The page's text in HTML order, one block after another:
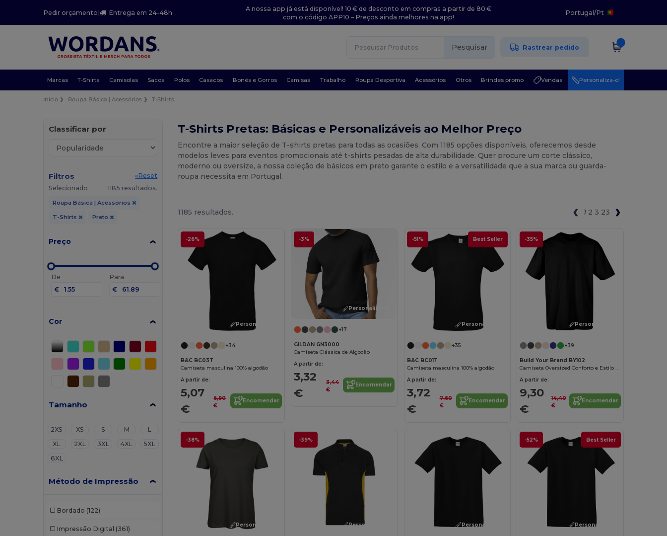
Pedir orçamento| Entrega em 24-48h
A nossa app já está disponível! 10 € de desconto em compras a partir de 80 €
com o código APP10 – Preços ainda melhores na app!
Portugal/Pt
Pesquisar Rastrear pedido
Marcas T-Shirts Camisolas Sacos Polos Casacos Bonés e Gorros Camisas Trabalho Roupa Desportiva Acessórios Otros Brindes promo Vendas Personaliza-o!
Início Roupa Básica | Acessórios T-Shirts
Classificar por
Filtros
«Reset
Selecionado
1185 resultados.
Roupa Básica | Acessórios
T-Shirts Preto
Preço
De
€
Para
€
Cor
Tamanho
2XS XS S M
L
XL
2XL 3XL 4XL
5XL
6XL
Método de Impressão
Bordado (122)
Impressão Digital (361)
T-Shirts Pretas: Básicas e Personalizáveis ao Melhor Preço
Encontre a maior seleção de T-shirts pretas para todas as ocasiões. Com 1185 opções disponíveis, oferecemos desde
modelos leves para eventos promocionais até t-shirts pesadas de alta durabilidade. Quer procure um corte clássico,
moderno ou oversize, a nossa coleção de básicos em preto garante o estilo e a versatilidade que a sua marca ou guarda-
roupa necessita em Portugal.
1185 resultados. 1 2 3 23
-26%
Personalize-o!
+34
B&C BC03T
Camiseta masculina 100% algodão
A partir de:
5,07
€
6,90
€
Encomendar
-3%
Personalize-o!
+17
GILDAN GN3000
Camiseta Clássica de Algodão
A partir de:
3,32
€
3,44
€
Encomendar
-51% Best Seller
Personalize-o!
+35
B&C BC01T
Camiseta masculina 100% algodão
A partir de:
3,72
€
7,60
€
Encomendar
-35%
Personalize-o!
+39
Build Your Brand BY102
Camiseta Oversized Conforto e Estilo Urbano
A partir de:
9,30
€
14,40
€
Encomendar
-38%
Personalize-o!
-39%
Personalize-o! Personalize-o!
-52% Best Seller
Personalize-o!